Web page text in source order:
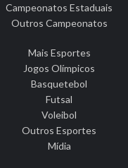
Campeonatos Estaduais
Outros Campeonatos
Mais Esportes
Jogos Olímpicos
Basquetebol
Futsal
Voleibol
Outros Esportes
Mídia